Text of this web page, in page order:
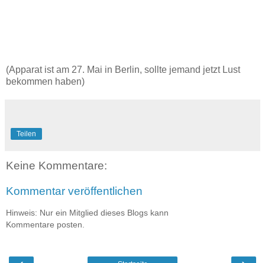
(Apparat ist am 27. Mai in Berlin, sollte jemand jetzt Lust
bekommen haben)
Teilen
Keine Kommentare:
Kommentar veröffentlichen
Hinweis: Nur ein Mitglied dieses Blogs kann
Kommentare posten.